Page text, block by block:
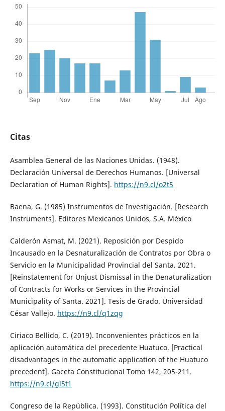
Citas
Asamblea General de las Naciones Unidas. (1948).
Declaración Universal de Derechos Humanos. [Universal
Declaration of Human Rights]. https://n9.cl/o2t5
Baena, G. (1985) Instrumentos de Investigación. [Research
Instruments]. Editores Mexicanos Unidos, S.A. México
Calderón Asmat, M. (2021). Reposición por Despido
Incausado en la Desnaturalización de Contratos por Obra o
Servicio en la Municipalidad Provincial del Santa. 2021.
[Reinstatement for Unjust Dismissal in the Denaturalization
of Contracts for Works or Services in the Provincial
Municipality of Santa. 2021]. Tesis de Grado. Universidad
César Vallejo. https://n9.cl/q1zqg
Ciriaco Bellido, C. (2019). Inconvenientes prácticos en la
aplicación automática del precedente Huatuco. [Practical
disadvantages in the automatic application of the Huatuco
precedent]. Gaceta Constitucional Tomo 142, 205-211.
https://n9.cl/gl5t1
Congreso de la República. (1993). Constitución Política del